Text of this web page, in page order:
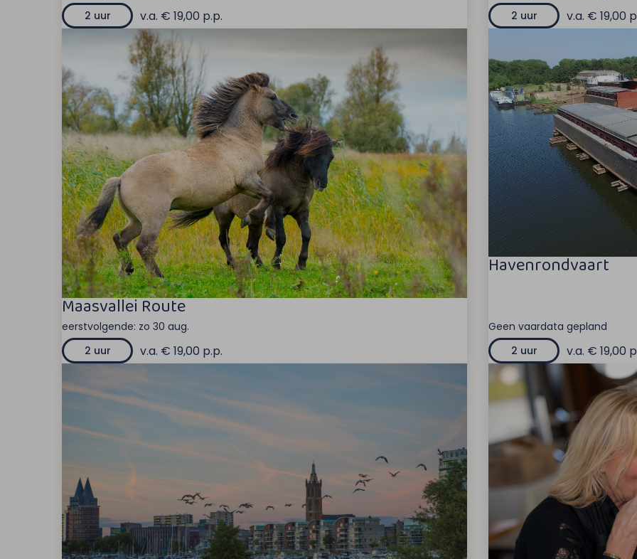
2 uur
v.a. € 19,00 p.p.
2 uur
v.a. € 19,00
Maasvallei Route
eerstvolgende: zo 30 aug.
2 uur
v.a. € 19,00 p.p.
Havenrondvaart
Geen vaardata gepland
2 uur
v.a. € 19,00